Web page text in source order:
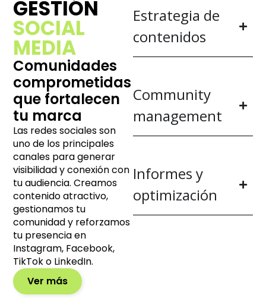
GESTIÓN
SOCIAL
MEDIA
Comunidades
comprometidas
que fortalecen
tu marca
Las redes sociales son
uno de los principales
canales para generar
visibilidad y conexión con
tu audiencia. Creamos
contenido atractivo,
gestionamos tu
comunidad y reforzamos
tu presencia en
Instagram, Facebook,
TikTok o LinkedIn.
Ver más
Estrategia de
contenidos
Community
management
Informes y
optimización